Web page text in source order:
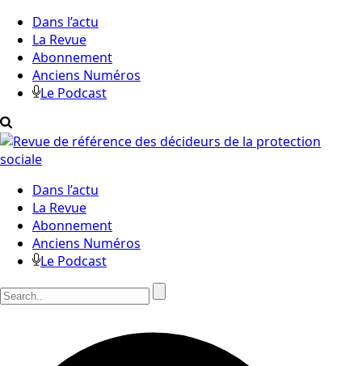
Dans l’actu
La Revue
Abonnement
Anciens Numéros
Le Podcast
Dans l’actu
La Revue
Abonnement
Anciens Numéros
Le Podcast